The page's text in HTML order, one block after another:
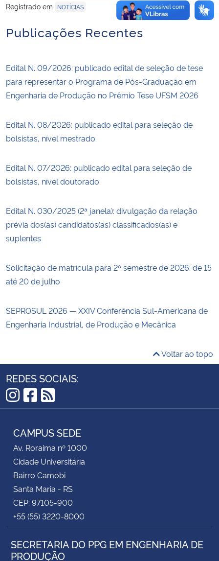
Registrado em
NOTÍCIAS
Publicações Recentes
Edital N. 09/2026: publicado edital de seleção de tese
para representar o Programa de Pós-Graduação em
Engenharia de Produção no Prêmio Tese UFSM 2026
Edital N. 08/2026: publicado edital para seleção de
bolsistas, nível mestrado
Edital N. 07/2026: publicado edital para seleção de
bolsistas, nível doutorado
Edital N. 030/2025 (2ª janela): divulgação da relação
prévia dos(as) candidatos(as) classificados(as) e
suplentes
Solicitação de matrícula para 2º semestre de 2026: de 15
até 20 de julho
SEPROSUL 2026 — XXIV Conferência Sul-Americana de
Engenharia Industrial, de Produção e Mecânica
Voltar ao topo
REDES SOCIAIS:
Instagram
Facebook
RSS
CAMPUS SEDE
Av. Roraima nº 1000
Cidade Universitária
Bairro Camobi
Santa Maria - RS
CEP: 97105-900
+55 (55) 3220-8000
SECRETARIA DO PPG EM ENGENHARIA DE
PRODUÇÃO